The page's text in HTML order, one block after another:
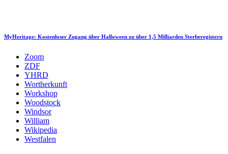
MyHeritage: Kostenloser Zugang über Halloween zu über 1,5 Milliarden Sterberegistern
Zoom
ZDF
YHRD
Wortherkunft
Workshop
Woodstock
Windsor
William
Wikipedia
Westfalen